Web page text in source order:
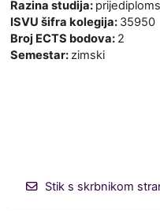
Razina studija:
ISVU šifra kolegija: 35950
Broj ECTS bodova: 2
Semestar:zimski
Stik s skrbnikom